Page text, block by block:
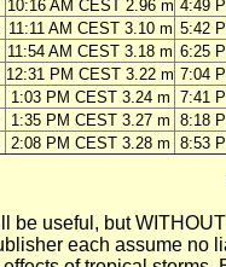
10:16 AM CEST 2.96 m 4:49
11:11 AM CEST 3.10 m 5:42
11:54 AM CEST 3.18 m 6:25
12:31 PM CEST 3.22 m 7:04
1:03 PM CEST 3.24 m 7:41
1:35 PM CEST 3.27 m 8:18
2:08 PM CEST 3.28 m 8:53
be useful, but
each assume no